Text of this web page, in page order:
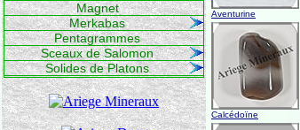
Magnet
Merkabas
Pentagrammes
Sceaux de Salomon
Solides de Platons
Aventurine
Calcédoïne